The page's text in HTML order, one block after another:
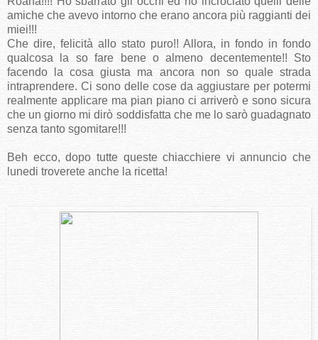
amiche che avevo intorno che erano ancora più raggianti dei
miei!!!
Che dire, felicità allo stato puro!! Allora, in fondo in fondo
qualcosa la so fare bene o almeno decentemente!! Sto
facendo la cosa giusta ma ancora non so quale strada
intraprendere. Ci sono delle cose da aggiustare per potermi
realmente applicare ma pian piano ci arriverò e sono sicura
che un giorno mi dirò soddisfatta che me lo sarò guadagnato
senza tanto sgomitare!!!
Beh ecco, dopo tutte queste chiacchiere vi annuncio che
lunedi troverete anche la ricetta!